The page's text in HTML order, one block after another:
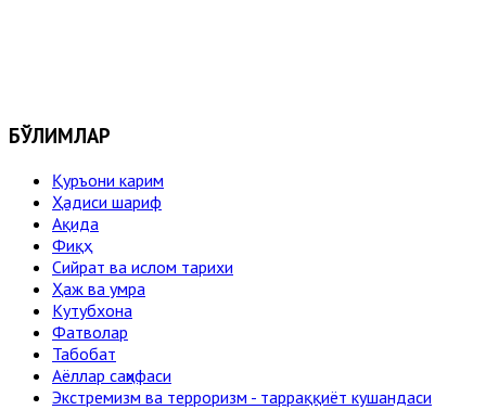
БЎЛИМЛАР
Қуръони карим
Ҳадиси шариф
Ақида
Фиқҳ
Сийрат ва ислом тарихи
Ҳаж ва умра
Кутубхона
Фатволар
Табобат
Аёллар саҳифаси
Экстремизм ва терроризм - тарраққиёт кушандаси